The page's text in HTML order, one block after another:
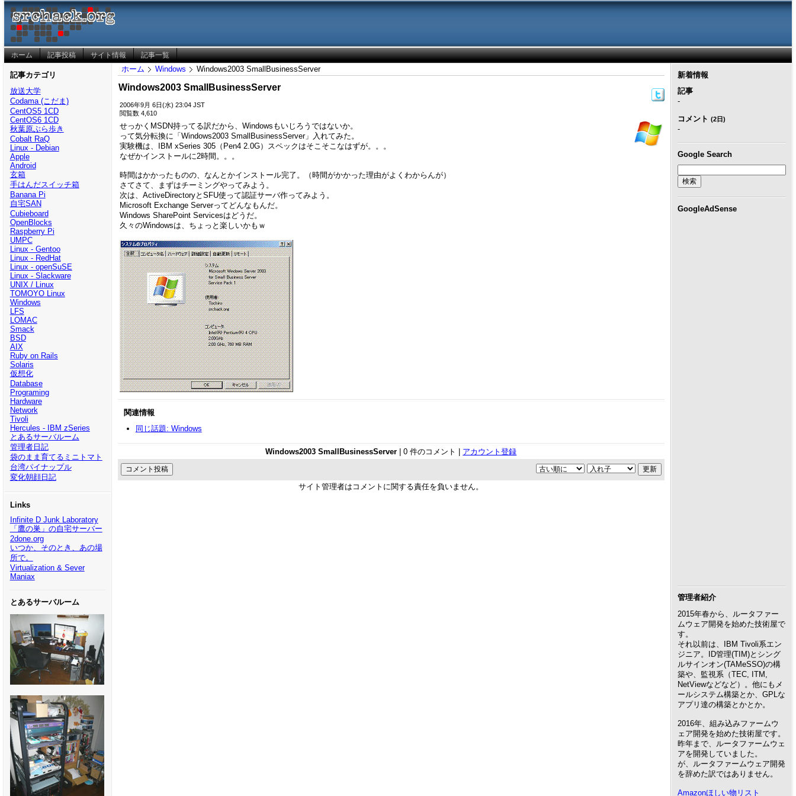
ホーム 記事投稿 サイト情報 記事一覧
記事カテゴリ
放送大学
Codama (こだま)
CentOS5 1CD
CentOS6 1CD
秋葉原ぶら歩き
Cobalt RaQ
Linux - Debian
Apple
Android
玄箱
手はんだスイッチ箱
Banana Pi
自宅SAN
Cubieboard
OpenBlocks
Raspberry Pi
UMPC
Linux - Gentoo
Linux - RedHat
Linux - openSuSE
Linux - Slackware
UNIX / Linux
TOMOYO Linux
Windows
LFS
LOMAC
Smack
BSD
AIX
Ruby on Rails
Solaris
仮想化
Database
Programing
Hardware
Network
Tivoli
Hercules - IBM zSeries
とあるサーバルーム
管理者日記
袋のまま育てるミニトマト
台湾パイナップル
変化朝顔日記
Links
Infinite D Junk Laboratory
「鷹の巣」の自宅サーバー
2done.org
いつか、そのとき、あの場
所で。
Virtualization & Sever
Maniax
とあるサーバルーム
ホーム Windows Windows2003 SmallBusinessServer
Windows2003 SmallBusinessServer
2006年9月 6日(水) 23:04 JST
閲覧数 4,610
せっかくMSDN持ってる訳だから、Windowsもいじろうではないか。
って気分転換に「Windows2003 SmallBusinessServer」入れてみた。
実験機は、IBM xSeries 305（Pen4 2.0G）スペックはそこそこなはずが。。。
なぜかインストールに2時間。。。
時間はかかったものの、なんとかインストール完了。（時間がかかった理由がよくわからんが）
さてさて、まずはチーミングやってみよう。
次は、ActiveDirectoryとSFU使って認証サーバ作ってみよう。
Microsoft Exchange Serverってどんなもんだ。
Windows SharePoint Servicesはどうだ。
久々のWindowsは、ちょっと楽しいかもｗ
関連情報
同じ話題: Windows
Windows2003 SmallBusinessServer | 0 件のコメント | アカウント登録
サイト管理者はコメントに関する責任を負いません。
新着情報
記事
-
コメント (2日)
-
Google Search
GoogleAdSense
管理者紹介
2015年春から、ルータファー
ムウェア開発を始めた技術屋で
す。
それ以前は、IBM Tivoli系エン
ジニア。ID管理(TIM)とシング
ルサインオン(TAMeSSO)の構
築や、監視系（TEC, ITM,
NetViewなどなど）。他にもメ
ールシステム構築とか、GPLな
アプリ達の構築とかとか。
2016年、組み込みファームウ
ェア開発を始めた技術屋です。
昨年まで、ルータファームウェ
アを開発していました。
が、ルータファームウェア開発
を辞めた訳ではありません。
Amazonほしい物リスト